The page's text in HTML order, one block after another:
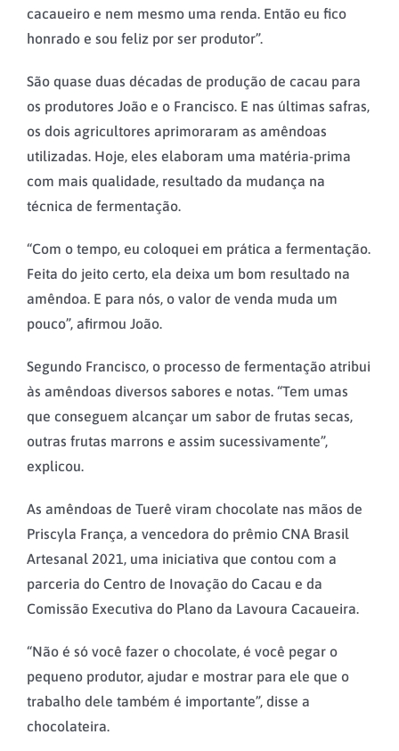
cacaueiro e nem mesmo uma renda. Então eu fico
honrado e sou feliz por ser produtor”.
São quase duas décadas de produção de cacau para
os produtores João e o Francisco. E nas últimas safras,
os dois agricultores aprimoraram as amêndoas
utilizadas. Hoje, eles elaboram uma matéria-prima
com mais qualidade, resultado da mudança na
técnica de fermentação.
“Com o tempo, eu coloquei em prática a fermentação.
Feita do jeito certo, ela deixa um bom resultado na
amêndoa. E para nós, o valor de venda muda um
pouco”, afirmou João.
Segundo Francisco, o processo de fermentação atribui
às amêndoas diversos sabores e notas. “Tem umas
que conseguem alcançar um sabor de frutas secas,
outras frutas marrons e assim sucessivamente”,
explicou.
As amêndoas de Tuerê viram chocolate nas mãos de
Priscyla França, a vencedora do prêmio CNA Brasil
Artesanal 2021, uma iniciativa que contou com a
parceria do Centro de Inovação do Cacau e da
Comissão Executiva do Plano da Lavoura Cacaueira.
“Não é só você fazer o chocolate, é você pegar o
pequeno produtor, ajudar e mostrar para ele que o
trabalho dele também é importante”, disse a
chocolateira.